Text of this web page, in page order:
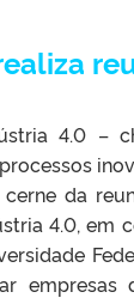
4.0 –
da
4.0,